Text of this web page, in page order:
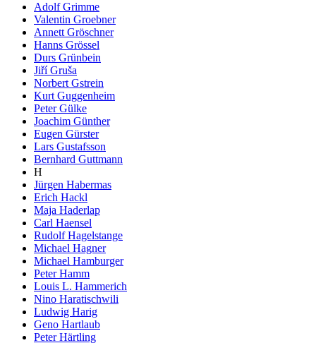
Adolf Grimme
Valentin Groebner
Annett Gröschner
Hanns Grössel
Durs Grünbein
Jiří Gruša
Norbert Gstrein
Kurt Guggenheim
Peter Gülke
Joachim Günther
Eugen Gürster
Lars Gustafsson
Bernhard Guttmann
H
Jürgen Habermas
Erich Hackl
Maja Haderlap
Carl Haensel
Rudolf Hagelstange
Michael Hagner
Michael Hamburger
Peter Hamm
Louis L. Hammerich
Nino Haratischwili
Ludwig Harig
Geno Hartlaub
Peter Härtling